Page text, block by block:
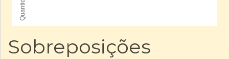
Sobreposições